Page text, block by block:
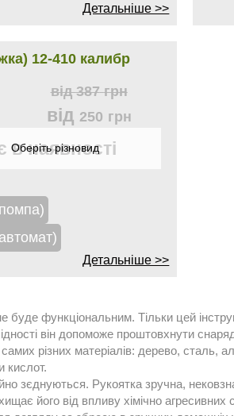
Детальніше >>
12-410 калибр
від387 грн
від 250 грн
в наявності
Детальніше >>
буде функціональним. Тільки цей
він допоможе проштовхнути
різних матеріалів: дерево, сталь,
кислот.
зєднуються. Рукоятка зручна,
його від впливу хімічно агресивних